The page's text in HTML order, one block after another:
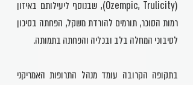
(Ozempic, Trulicity), שבנוסף ליעילותם באיזון
רמות הסוכר, תורמים להורדת משקל, הפחתה בסיכון
לסיבוכי המחלה בלב ובכליה והפחתה בתמותה.
בתקופה הקרובה עומד מנהל התרופות האמריקני